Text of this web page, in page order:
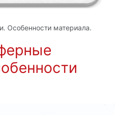
Особенности материала.